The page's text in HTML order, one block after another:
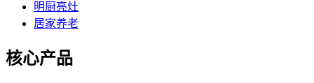
明厨亮灶
居家养老
核心产品